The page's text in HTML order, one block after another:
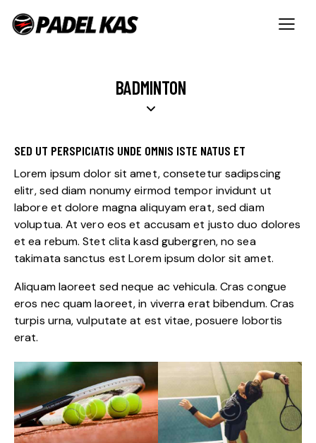
BADMINTON
SED UT PERSPICIATIS UNDE OMNIS ISTE NATUS ET
Lorem ipsum dolor sit amet, consetetur sadipscing
elitr, sed diam nonumy eirmod tempor invidunt ut
labore et dolore magna aliquyam erat, sed diam
voluptua. At vero eos et accusam et justo duo dolores
et ea rebum. Stet clita kasd gubergren, no sea
takimata sanctus est Lorem ipsum dolor sit amet.
Aliquam laoreet sed neque ac vehicula. Cras congue
eros nec quam laoreet, in viverra erat bibendum. Cras
turpis urna, vulputate at est vitae, posuere lobortis
erat.